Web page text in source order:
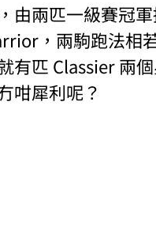
由兩匹一級賽冠
，兩駒跑法相
有匹 Classier 兩
咁犀利呢？